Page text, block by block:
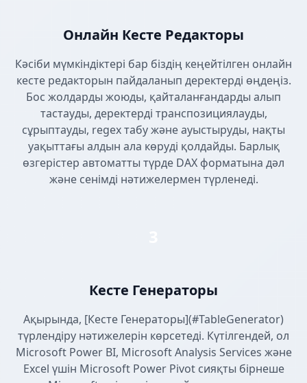
Онлайн Кесте Редакторы
Кәсіби мүмкіндіктері бар біздің кеңейтілген онлайн
кесте редакторын пайдаланып деректерді өңдеңіз.
Бос жолдарды жоюды, қайталанғандарды алып
тастауды, деректерді транспозициялауды,
сұрыптауды, regex табу және ауыстыруды, нақты
уақыттағы алдын ала көруді қолдайды. Барлық
өзгерістер автоматты түрде DAX форматына дәл
және сенімді нәтижелермен түрленеді.
Кесте Генераторы
Ақырында, [Кесте Генераторы](#TableGenerator)
түрлендіру нәтижелерін көрсетеді. Күтілгендей, ол
Microsoft Power BI, Microsoft Analysis Services және
Excel үшін Microsoft Power Pivot сияқты бірнеше